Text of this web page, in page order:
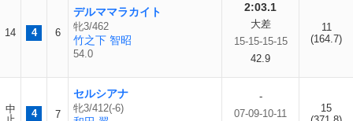
14 4 6
デルママラカイト
牝3/462
竹之下 智昭
54.0
2:03.1
大差
15-15-15-15
42.9
11
(164.7)
中
4 7
セルシアナ
牝3/412(-6)
-
07-09-10-11
15